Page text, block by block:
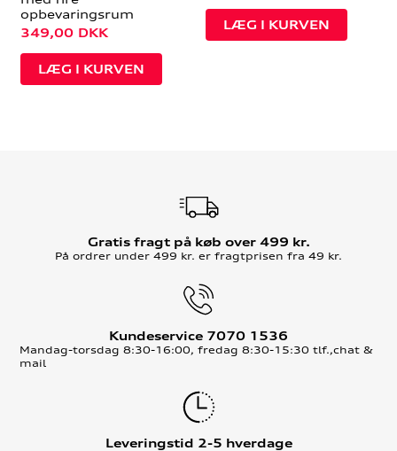
opbevaringsrum
349,00 DKK
Gratis fragt på køb over 499 kr.
På ordrer under 499 kr. er fragtprisen fra 49 kr.
Kundeservice 7070 1536
Mandag-torsdag 8:30-16:00, fredag 8:30-15:30 tlf.,chat &
mail
Leveringstid 2-5 hverdage